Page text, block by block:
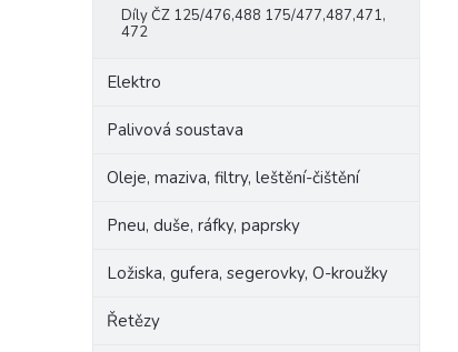
Díly ČZ 125/476,488 175/477,487,471,
472
Elektro
Palivová soustava
Oleje, maziva, filtry, leštění-čištění
Pneu, duše, ráfky, paprsky
Ložiska, gufera, segerovky, O-kroužky
Řetězy